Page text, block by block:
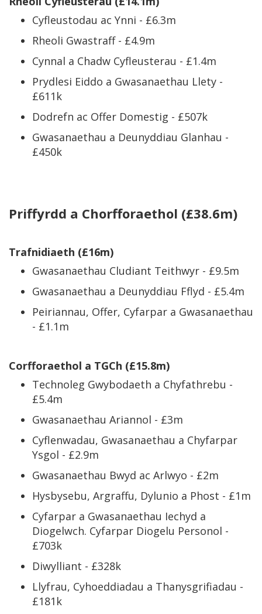
Cyfleustodau ac Ynni - £6.3m
Rheoli Gwastraff - £4.9m
Cynnal a Chadw Cyfleusterau - £1.4m
Prydlesi Eiddo a Gwasanaethau Llety -
£611k
Dodrefn ac Offer Domestig - £507k
Gwasanaethau a Deunyddiau Glanhau -
£450k
Priffyrdd a Chorfforaethol (£38.6m)
Trafnidiaeth (£16m)
Gwasanaethau Cludiant Teithwyr - £9.5m
Gwasanaethau a Deunyddiau Fflyd - £5.4m
Peiriannau, Offer, Cyfarpar a Gwasanaethau
- £1.1m
Corfforaethol a TGCh (£15.8m)
Technoleg Gwybodaeth a Chyfathrebu -
£5.4m
Gwasanaethau Ariannol - £3m
Cyflenwadau, Gwasanaethau a Chyfarpar
Ysgol - £2.9m
Gwasanaethau Bwyd ac Arlwyo - £2m
Hysbysebu, Argraffu, Dylunio a Phost - £1m
Cyfarpar a Gwasanaethau Iechyd a
Diogelwch. Cyfarpar Diogelu Personol -
£703k
Diwylliant - £328k
Llyfrau, Cyhoeddiadau a Thanysgrifiadau -
£181k